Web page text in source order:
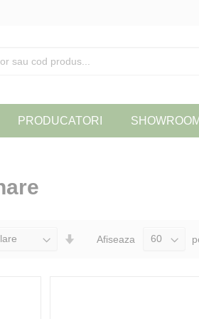
PRODUCATORI SHOWROOM
SeteazaAfiseaza